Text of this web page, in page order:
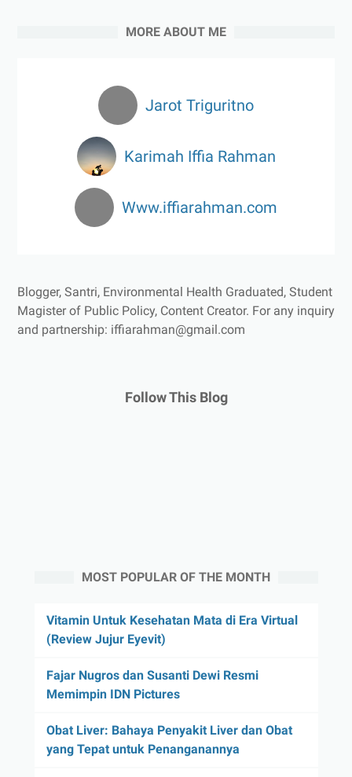
MORE ABOUT ME
Jarot Triguritno
Karimah Iffia Rahman
Www.iffiarahman.com
Blogger, Santri, Environmental Health Graduated, Student
Magister of Public Policy, Content Creator. For any inquiry
and partnership: iffiarahman@gmail.com
Follow This Blog
MOST POPULAR OF THE MONTH
Vitamin Untuk Kesehatan Mata di Era Virtual
(Review Jujur Eyevit)
Fajar Nugros dan Susanti Dewi Resmi
Memimpin IDN Pictures
Obat Liver: Bahaya Penyakit Liver dan Obat
yang Tepat untuk Penanganannya